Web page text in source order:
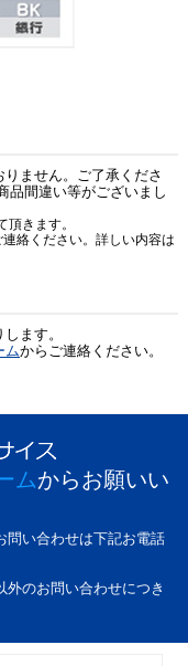
ません。ご了承くださ
品間違い等がございまし
きます。
絡ください。詳しい内容は
ます。
ムからご連絡ください。
ムからお願いい
問い合わせは下記お電話
のお問い合わせにつき